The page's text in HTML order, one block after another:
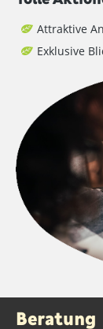
Attraktive
Exklusive
Beratung